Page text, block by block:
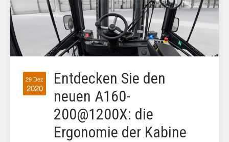
29 Dez
2020
Entdecken Sie den
neuen A160-
200@1200X: die
Ergonomie der Kabine